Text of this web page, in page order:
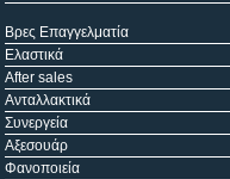
Βρες Επαγγελματία
Ελαστικά
After sales
Ανταλλακτικά
Συνεργεία
Αξεσουάρ
Φανοποιεία